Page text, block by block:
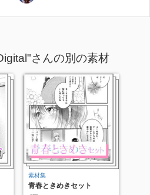
さんの別の素材
素材集
青春ときめきセット